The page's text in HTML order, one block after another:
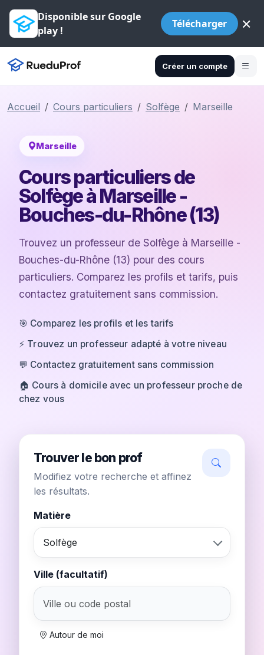
Disponible sur Google
play !
Télécharger ×
Créer un compte
Accueil Cours particuliers Solfège Marseille
Marseille
Cours particuliers de
Solfège à Marseille -
Bouches-du-Rhône (13)
Trouvez un professeur de Solfège à Marseille -
Bouches-du-Rhône (13) pour des cours
particuliers. Comparez les profils et tarifs, puis
contactez gratuitement sans commission.
🎯 Comparez les profils et les tarifs
⚡ Trouvez un professeur adapté à votre niveau
💬 Contactez gratuitement sans commission
🏠 Cours à domicile avec un professeur proche de
chez vous
Trouver le bon prof
Modifiez votre recherche et affinez
les résultats.
Matière
Solfège
Ville (facultatif)
Autour de moi